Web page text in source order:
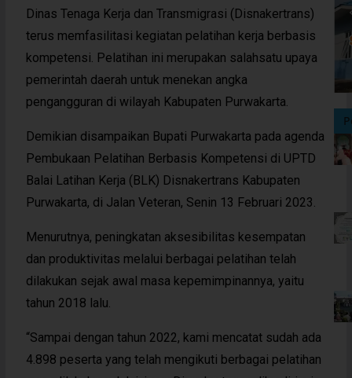
Dinas Tenaga Kerja dan Transmigrasi (Disnakertrans)
terus memfasilitasi kegiatan pelatihan kerja berbasis
kompetensi. Pelatihan ini merupakan salahsatu upaya
pemerintah daerah untuk menekan angka
pengangguran di wilayah Kabupaten Purwakarta.
Demikian disampaikan Bupati Purwakarta pada agenda
Pembukaan Pelatihan Berbasis Kompetensi di UPTD
Balai Latihan Kerja (BLK) Disnakertrans Kabupaten
Purwakarta, di Jalan Veteran, Senin 13 Februari 2023.
Menurutnya, peningkatan aksesibilitas kesempatan
dan produktivitas melalui berbagai pelatihan telah
dilakukan sejak awal masa kepemimpinannya, yaitu
tahun 2018 lalu.
“Sampai dengan tahun 2022, kami mencatat sudah ada
4.898 peserta yang telah mengikuti berbagai pelatihan